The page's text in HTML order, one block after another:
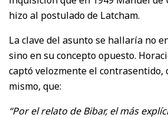
hizo al postulado de Latcham.
La clave del asunto se hallaría no
sino en su concepto opuesto.
captó velozmente el contrasentido,
mismo, que:
“Por el relato de Bibar, el más